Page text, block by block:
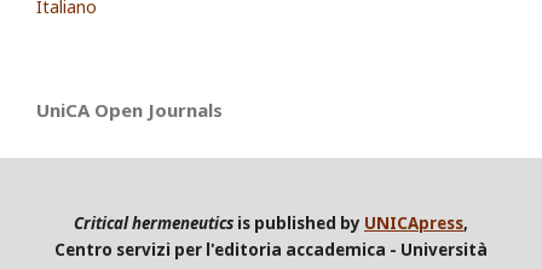
Italiano
UniCA Open Journals
Critical hermeneutics is published by UNICApress,
Centro servizi per l'editoria accademica - Università